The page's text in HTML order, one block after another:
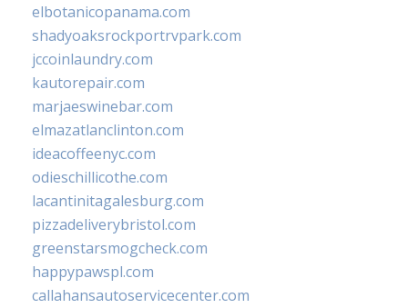
elbotanicopanama.com
shadyoaksrockportrvpark.com
jccoinlaundry.com
kautorepair.com
marjaeswinebar.com
elmazatlanclinton.com
ideacoffeenyc.com
odieschillicothe.com
lacantinitagalesburg.com
pizzadeliverybristol.com
greenstarsmogcheck.com
happypawspl.com
callahansautoservicecenter.com